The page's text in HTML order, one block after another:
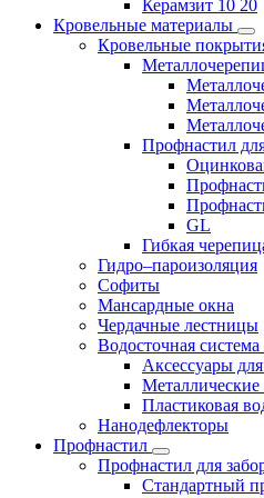
Керамзит 10 20
Кровельные материалы
Кровельные
Профнастил
GL
Гибкая
Гидро–пароизоляция
Софиты
Мансардные окна
Чердачные лестницы
Водосточная система
Аксессуары
Пластиковая
Нанодефлекторы
Профнастил
Профнастил для
Стандартный